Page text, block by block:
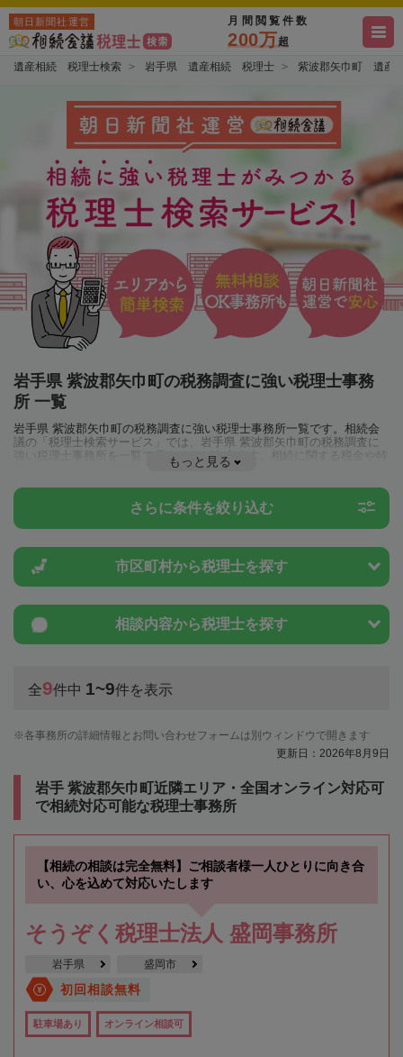
朝日新聞社運営 月間閲覧件数
200万超
遺産相続 税理士検索 岩手県 遺産相続 税理士 紫波郡矢巾町 遺産
岩手県 紫波郡矢巾町の税務調査に強い税理士事務
所 一覧
岩手県 紫波郡矢巾町の税務調査に強い税理士事務所一覧です。相続会
議の「税理士検索サービス」では、岩手県 紫波郡矢巾町の税務調査に
強い税理士事務所を一覧で見ることが出来ます。相続に関する税金や特
例制度のことは一度近隣の税理士に相談してみましょう。
もっと見る
さらに条件を絞り込む
市区町村から税理士を探す
相談内容から税理士を探す
全9件中 1~9件を表示
各事務所の詳細情報とお問い合わせフォームは別ウィンドウで開きます
更新日：2026年8月9日
岩手 紫波郡矢巾町近隣エリア・全国オンライン対応可
で相続対応可能な税理士事務所
【相続の相談は完全無料】ご相談者様一人ひとりに向き合
い、心を込めて対応いたします
そうぞく税理士法人 盛岡事務所
岩手県 盛岡市
初回相談無料
駐車場あり オンライン相談可